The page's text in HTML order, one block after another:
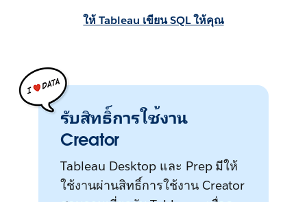
ให้ Tableau เขียน SQL ให้คุณ
รับสิทธิ์การใช้งาน
Creator
Tableau Desktop และ Prep มีให้
ใช้งานผ่านสิทธิ์การใช้งาน Creator